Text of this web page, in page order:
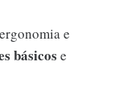
e
básicos e